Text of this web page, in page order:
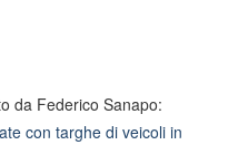
da Federico Sanapo:
con targhe di veicoli in